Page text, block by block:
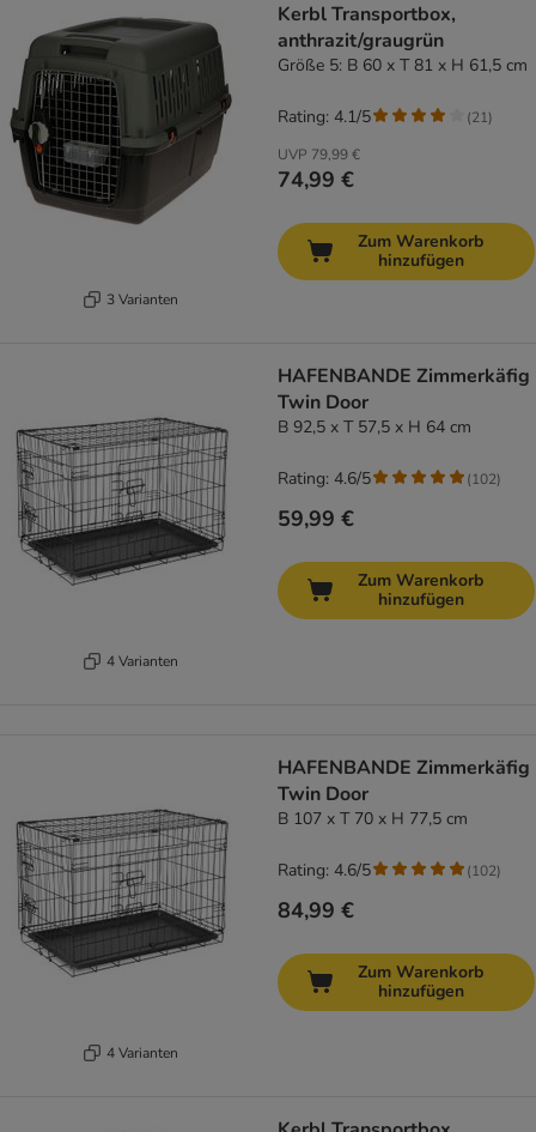
3 Varianten
Kerbl Transportbox,
anthrazit/graugrün
Größe 5: B 60 x T 81 x H 61,5 cm
UVP 79,99 €
74,99 €
Rating: 4.1/5 (21)
Zum Warenkorb
hinzufügen
4 Varianten
HAFENBANDE Zimmerkäfig
Twin Door
B 92,5 x T 57,5 x H 64 cm
59,99 €
Rating: 4.6/5 (102)
Zum Warenkorb
hinzufügen
4 Varianten
HAFENBANDE Zimmerkäfig
Twin Door
B 107 x T 70 x H 77,5 cm
84,99 €
Rating: 4.6/5 (102)
Zum Warenkorb
hinzufügen